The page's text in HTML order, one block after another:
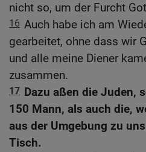
nicht so, um der Furcht
16 Auch habe ich am
gearbeitet, ohne dass wir
und alle meine Diener
zusammen.
17 Dazu aßen die Juden,
150 Mann, als auch die,
aus der Umgebung zu
Tisch.